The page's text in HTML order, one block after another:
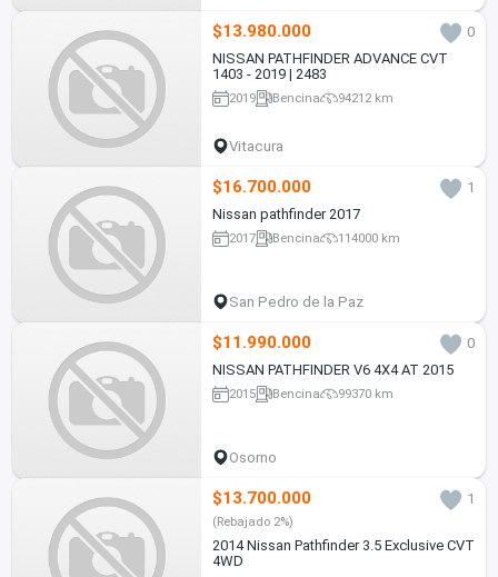
$13.980.000
0
NISSAN PATHFINDER ADVANCE CVT
1403 - 2019 | 2483
2019 Bencina 94212 km
Vitacura
$16.700.000
1
Nissan pathfinder 2017
2017 Bencina 114000 km
San Pedro de la Paz
$11.990.000
0
NISSAN PATHFINDER V6 4X4 AT 2015
2015 Bencina 99370 km
Osorno
$13.700.000 1
(Rebajado 2%)
2014 Nissan Pathfinder 3.5 Exclusive CVT
4WD